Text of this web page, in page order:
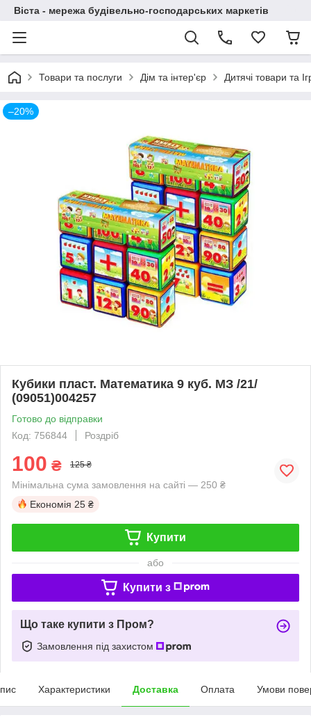
Віста - мережа будівельно-господарських маркетів
Товари та послуги Дім та інтер'єр Дитячі товари та
–20%
Кубики пласт. Математика 9 куб. МЗ /21/
(09051)004257
Готово до відправки
Код: 756844
Роздріб
100 ₴ 125 ₴
Мінімальна сума замовлення на сайті — 250 ₴
Економія 25 ₴
Купити
або
Купити з
Що таке купити з Пром?
Замовлення під захистом
Характеристики Доставка Оплата Умови